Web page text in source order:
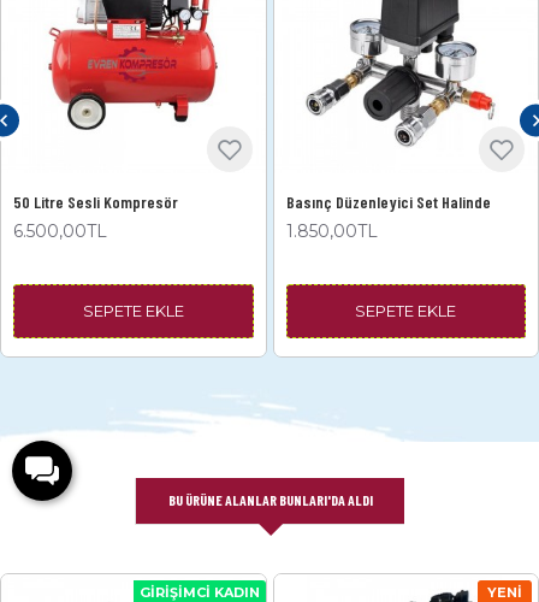
50 Litre Sesli Kompresör
6.500,00TL
SEPETE EKLE
Basınç Düzenleyici Set Halinde
1.850,00TL
SEPETE EKLE
BU ÜRÜNE ALANLAR BUNLARI'DA ALDI
GIRIŞIMCI KADIN YENI